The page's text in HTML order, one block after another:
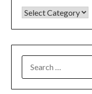
KATEGORI
FOR: